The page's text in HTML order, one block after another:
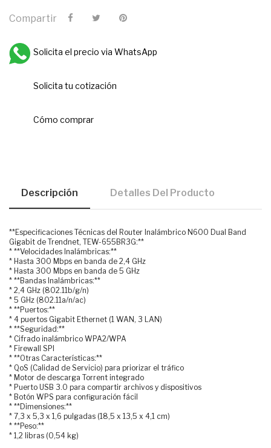
Compartir
Solicita el precio via WhatsApp
Solicita tu cotización
Cómo comprar
Descripción Detalles Del Producto
**Especificaciones Técnicas del Router Inalámbrico N600 Dual Band
Gigabit de Trendnet, TEW-655BR3G:**
* **Velocidades Inalámbricas:**
* Hasta 300 Mbps en banda de 2,4 GHz
* Hasta 300 Mbps en banda de 5 GHz
* **Bandas Inalámbricas:**
* 2,4 GHz (802.11b/g/n)
* 5 GHz (802.11a/n/ac)
* **Puertos:**
* 4 puertos Gigabit Ethernet (1 WAN, 3 LAN)
* **Seguridad:**
* Cifrado inalámbrico WPA2/WPA
* Firewall SPI
* **Otras Características:**
* QoS (Calidad de Servicio) para priorizar el tráfico
* Motor de descarga Torrent integrado
* Puerto USB 3.0 para compartir archivos y dispositivos
* Botón WPS para configuración fácil
* **Dimensiones:**
* 7,3 x 5,3 x 1,6 pulgadas (18,5 x 13,5 x 4,1 cm)
* **Peso:**
* 1,2 libras (0,54 kg)